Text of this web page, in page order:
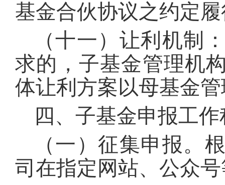
基金合伙协议之约定
（十一）让利机制
求的，子基金管理机
体让利方案以母基金
四、子基金申报工
（一）征集申报。
司在指定网站、公众